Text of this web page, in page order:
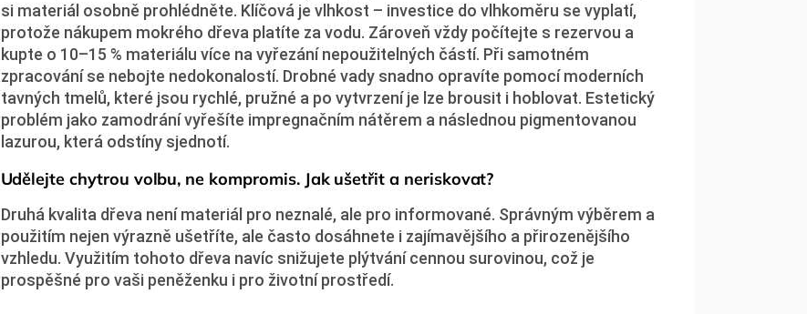
si materiál osobně prohlédněte. Klíčová je vlhkost – investice do vlhkoměru se vyplatí,
protože nákupem mokrého dřeva platíte za vodu. Zároveň vždy počítejte s rezervou a
kupte o 10–15 % materiálu více na vyřezání nepoužitelných částí. Při samotném
zpracování se nebojte nedokonalostí. Drobné vady snadno opravíte pomocí moderních
tavných tmelů, které jsou rychlé, pružné a po vytvrzení je lze brousit i hoblovat. Estetický
problém jako zamodrání vyřešíte impregnačním nátěrem a následnou pigmentovanou
lazurou, která odstíny sjednotí.
Udělejte chytrou volbu, ne kompromis. Jak ušetřit a neriskovat?
Druhá kvalita dřeva není materiál pro neznalé, ale pro informované. Správným výběrem a
použitím nejen výrazně ušetříte, ale často dosáhnete i zajímavějšího a přirozenějšího
vzhledu. Využitím tohoto dřeva navíc snižujete plýtvání cennou surovinou, což je
prospěšné pro vaši peněženku i pro životní prostředí.